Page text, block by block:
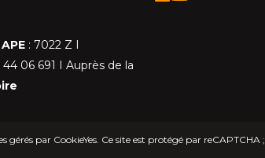
APE : 7022 Z I
44 06 691 I Auprès de la
gérés par CookieYes. Ce site est protégé par reCAPTCHA ;